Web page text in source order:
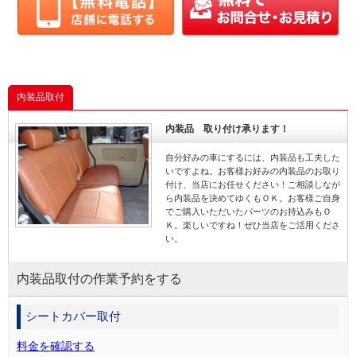
内装品取付
内装品 取り付け承ります！
自分好みの車にするには、内装品も工夫した
いですよね。お客様お好みの内装品のお取り
付け、当店にお任せください！ご相談しなが
ら内装品を決めてゆくもＯＫ。お客様ご自身
でご購入いただいたパーツのお持込みもＯ
Ｋ。楽しいですね！ぜひ当店をご活用くださ
い。
内装品取付の作業予約をする
シートカバー取付
料金を確認する